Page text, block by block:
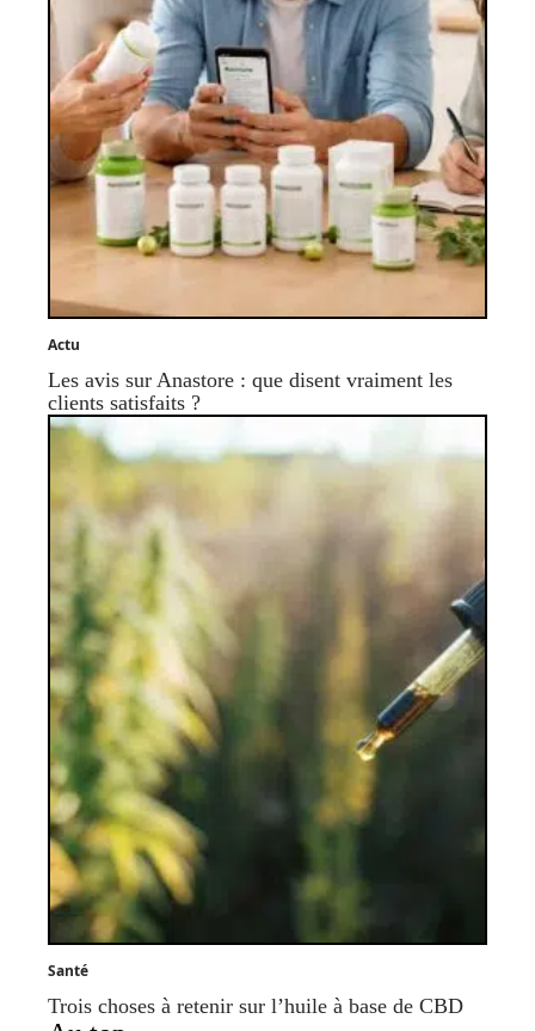
Actu
Les avis sur Anastore : que disent vraiment les
clients satisfaits ?
Santé
Trois choses à retenir sur l’huile à base de CBD